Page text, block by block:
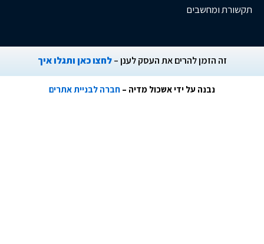
ומחשבים
הזמן להרים את העסק לענן –לחצו כאן ותגלו איך
נבנה על ידי אשכול מדיה –חברה לבניית אתרים